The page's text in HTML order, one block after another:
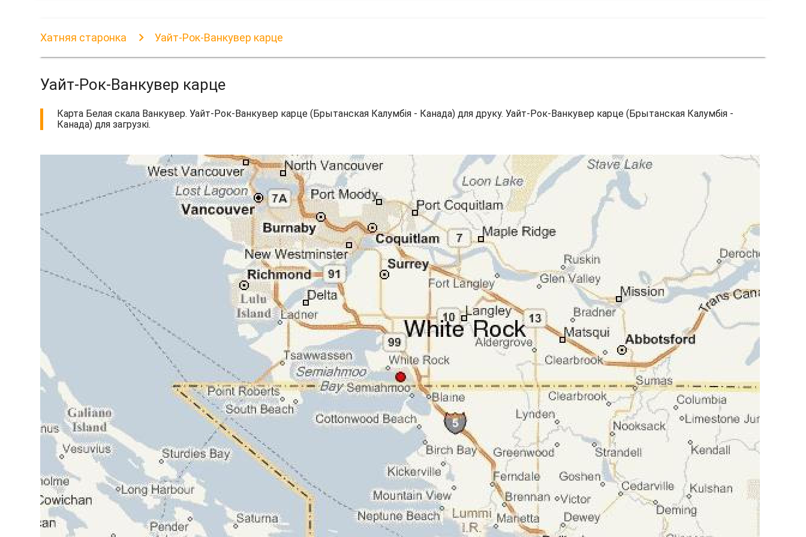
Хатняя старонка Уайт-Рок-Ванкувер карце
Уайт-Рок-Ванкувер карце
Карта Белая скала Ванкувер. Уайт-Рок-Ванкувер карце (Брытанская Калумбія - Канада) для друку. Уайт-Рок-Ванкувер карце (Брытанская Калумбія -
Канада) для загрузкі.